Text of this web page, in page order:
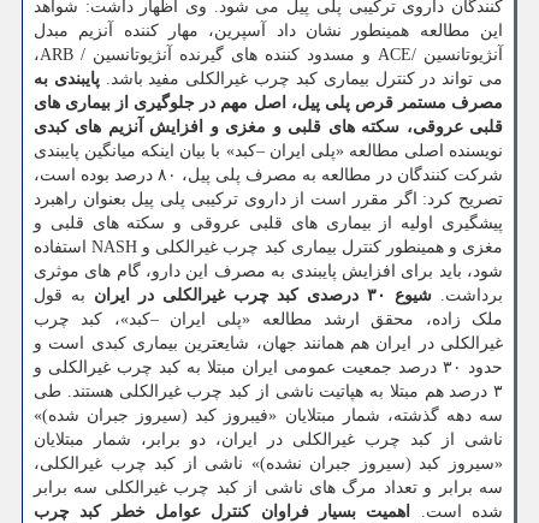
کنندگان داروی ترکیبی پلی پیل می شود. وی اظهار داشت: شواهد
این مطالعه همینطور نشان داد آسپرین، مهار کننده آنزیم مبدل
آنژیوتانسین /ACE و مسدود کننده های گیرنده آنژیوتانسین / ARB،
می تواند در کنترل بیماری کبد چرب غیرالکلی مفید باشد.پایبندی به
مصرف مستمر قرص پلی پیل، اصل مهم در جلوگیری از بیماری های
قلبی عروقی، سکته های قلبی و مغزی و افزایش آنزیم های کبدی
نویسنده اصلی مطالعه «پلی ایران –کبد» با بیان اینکه میانگین پایبندی
شرکت کنندگان در مطالعه به مصرف پلی پیل، ۸۰ درصد بوده است،
تصریح کرد: اگر مقرر است از داروی ترکیبی پلی پیل بعنوان راهبرد
پیشگیری اولیه از بیماری های قلبی عروقی و سکته های قلبی و
مغزی و همینطور کنترل بیماری کبد چرب غیرالکلی و NASH استفاده
شود، باید برای افزایش پایبندی به مصرف این دارو، گام های موثری
برداشت. شیوع ۳۰ درصدی کبد چرب غیرالکلی در ایران
به قول
ملک زاده، محقق ارشد مطالعه «پلی ایران –کبد»، کبد چرب
غیرالکلی در ایران هم همانند جهان، شایعترین بیماری کبدی است و
حدود ۳۰ درصد جمعیت عمومی ایران مبتلا به کبد چرب غیرالکلی و
۳ درصد هم مبتلا به هپاتیت ناشی از کبد چرب غیرالکلی هستند. طی
سه دهه گذشته، شمار مبتلایان «فیبروز کبد (سیروز جبران شده)»
ناشی از کبد چرب غیرالکلی در ایران، دو برابر، شمار مبتلایان
«سیروز کبد (سیروز جبران نشده)» ناشی از کبد چرب غیرالکلی،
سه برابر و تعداد مرگ های ناشی از کبد چرب غیرالکلی سه برابر
شده است.
اهمیت بسیار فراوان کنترل عوامل خطر کبد چرب